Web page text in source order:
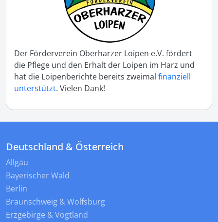
Der Förderverein Oberharzer Loipen e.V. fördert
die Pflege und den Erhalt der Loipen im Harz und
hat die Loipenberichte bereits zweimal finanziell
unterstützt. Vielen Dank!
Deutschland & Österreich
Allgäu
Bayerischer Wald
Berlin
Braunschweig & Wolfsburg
Erzgebirge & Vogtland